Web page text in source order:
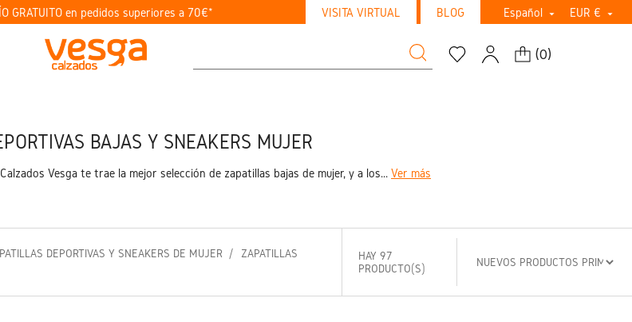
GRATUITO en pedidos superiores a 70€* VISITA VIRTUAL BLOG Español  EUR € 
(0)
BAJAS Y SNEAKERS MUJER
Vesga te trae la mejor selección de zapatillas bajas de mujer, y a los... Ver más
DEPORTIVAS Y SNEAKERS DE MUJER
ZAPATILLAS
HAY 97
PRODUCTO(S)